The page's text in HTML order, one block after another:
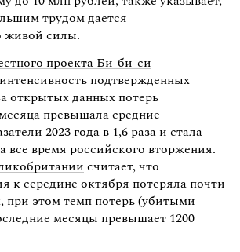
трудом дается
живой силы.
проекта Би-би-си
подтвержденных
открытых данных потерь
превышала средние
2023 года в 1,6 раза и стала
все время российского вторжения.
считает, что
к середине октября потеряла почти
при этом темп потерь (убитыми
месяцы превышает 1200